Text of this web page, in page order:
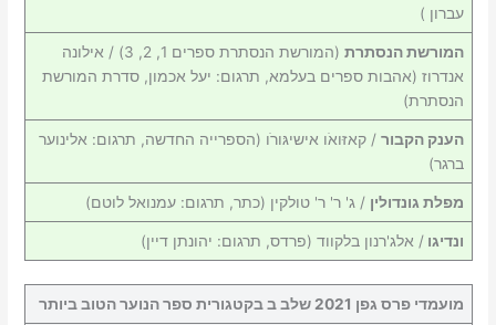
עברון )
המורשת הנסתרת
(המורשת הנסתרת ספרים 1, 2, 3) / אילונה
אנדרוז (אהבות ספרים בעלמא, תרגום: יעל אכמון, סדרת המורשת
הנסתרת)
הענק הקבור/ קאזּואֹו אישיגּורֹו (הספרייה החדשה, תרגום: אלינוער
ברגר)
מפלת גונדולין / ג' ר' ר' טולקין (כתר, תרגום: עמנואל לוטם)
ונדיגו / אלג'רנון בלקווד (פרדס, תרגום: יהונתן דיין)
מועמדי פרס גפן 2021 שלב ב בקטגורית ספר הנוער הטוב ביותר